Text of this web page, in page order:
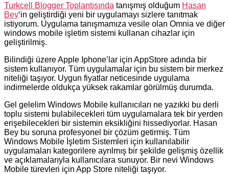
Turkcell Blogger Toplantısında tanışmış olduğum Hasan
Bey‘in geliştirdiği yeni bir uygulamayı sizlere tanıtmak
istiyorum. Uygulama tanışmamıza vesile olan Omnia ve diğer
windows mobile işletim sistemi kullanan cihazlar için
geliştirilmiş.
Bilindiği üzere Apple Iphone’lar için AppStore adında bir
sistem kullanıyor. Tüm uygulamalar için bu sistem bir merkez
niteliği taşıyor. Uygun fiyatlar neticesinde uygulama
indirmelerde oldukça yüksek rakamlar görülmüş durumda.
Gel gelelim Windows Mobile kullanıcıları ne yazıkki bu derli
toplu sistemi bulabilecekleri tüm uygulamalara tek bir yerden
erişebilecekleri bir sistemin eksikliğini hissediyorlar. Hasan
Bey bu soruna profesyonel bir çözüm getirmiş. Tüm
Windows Mobile İşletim Sistemleri için kullanılabilir
uygulamaları kategorilere ayrılmış bir şekilde gelişmiş özellik
ve açıklamalarıyla kullanıcılara sunuyor. Bir nevi Windows
Mobile türevleri için App Store niteliği taşıyor.